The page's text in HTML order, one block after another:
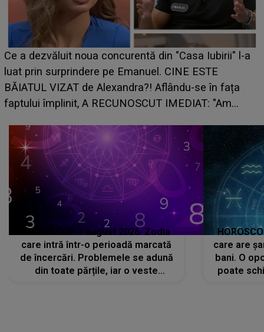
a
HOROSCOP de weekend, 8-9 august 2026. Zodia
care riscă să rămână fără bani. O decizie luată în
grabă îi aduce pierderi semnificative și îi dă toate
planurile peste cap
HOROSCOP 7 august 2026. Zodia
care intră într-o perioadă marcată
de încercări. Problemele se adună
din toate părțile, iar o veste
care are
bani. O
poate